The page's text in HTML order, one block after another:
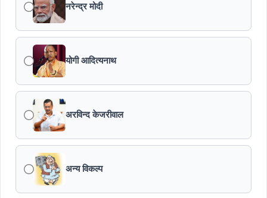
नरेन्द्र मोदी
योगी आदित्यनाथ
अरविन्द केजरीवाल
अन्य विकल्प